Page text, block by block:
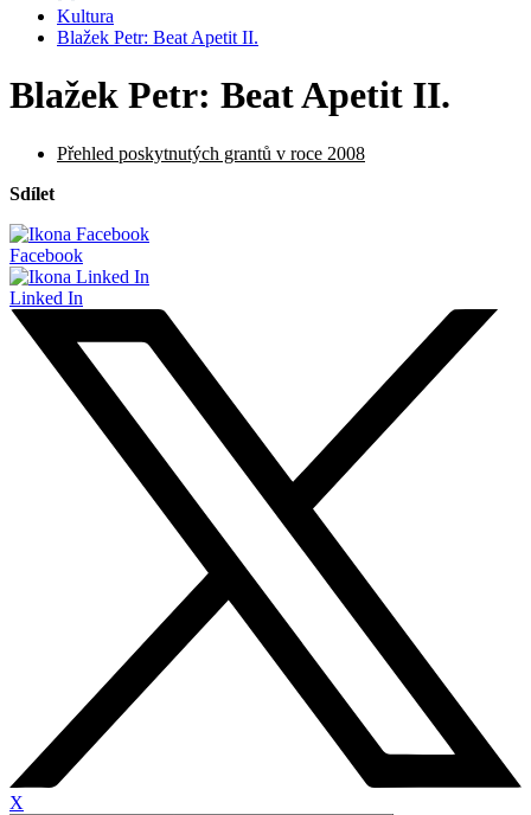
Kultura
Blažek Petr: Beat Apetit II.
Blažek Petr: Beat Apetit II.
Přehled poskytnutých grantů v roce 2008
Sdílet
Facebook
Linked In
X